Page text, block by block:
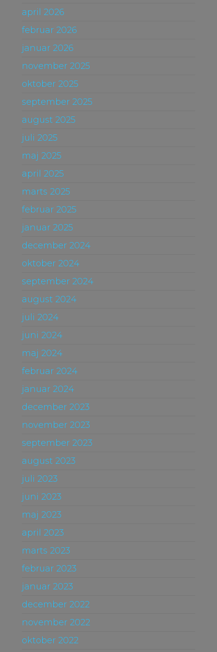
april 2026
februar 2026
januar 2026
november 2025
oktober 2025
september 2025
august 2025
juli 2025
maj 2025
april 2025
marts 2025
februar 2025
januar 2025
december 2024
oktober 2024
september 2024
august 2024
juli 2024
juni 2024
maj 2024
februar 2024
januar 2024
december 2023
november 2023
september 2023
august 2023
juli 2023
juni 2023
maj 2023
april 2023
marts 2023
februar 2023
januar 2023
december 2022
november 2022
oktober 2022